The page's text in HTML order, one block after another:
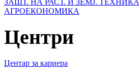
АГРОЕКОНОМИКА
Центри
Центар за кариера